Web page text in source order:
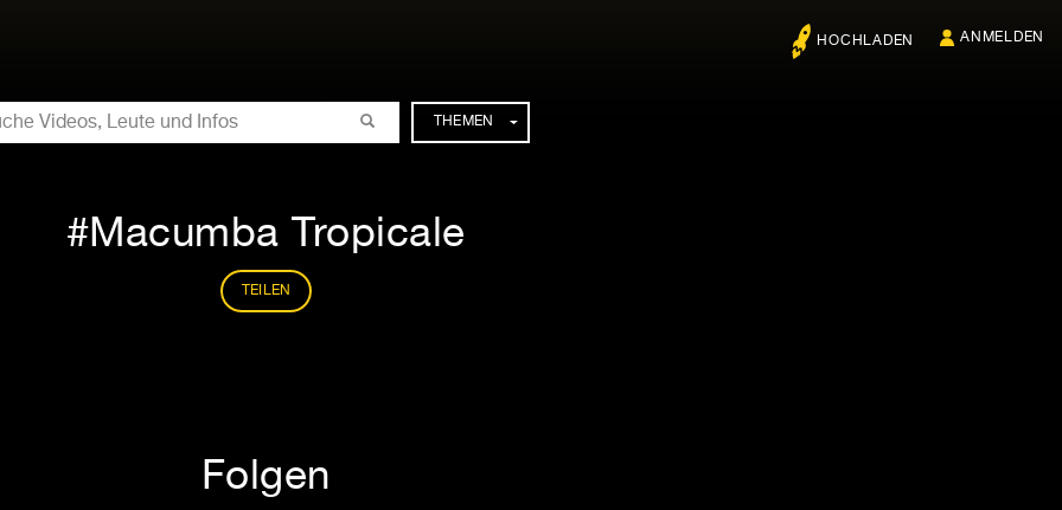
HOCHLADEN ANMELDEN
THEMEN
Macumba Tropicale
TEILEN
Folgen